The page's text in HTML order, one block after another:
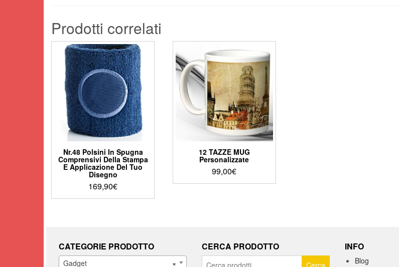
Prodotti correlati
Nr.48 Polsini In Spugna
Comprensivi Della Stampa
E Applicazione Del Tuo
Disegno
169,90€
Questo
Le
12 TAZZE MUG
Personalizzate
99,00€
CATEGORIE PRODOTTO
×
Gadget
CERCA PRODOTTO
Cerca
INFO
Blog